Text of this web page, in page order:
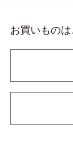
お買いもの